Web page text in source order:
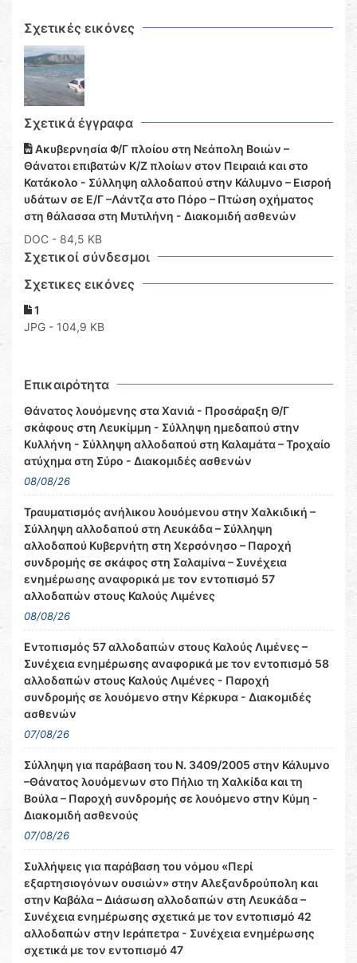
Σχετικές εικόνες
Σχετικά έγγραφα
Ακυβερνησία Φ/Γ πλοίου στη Νεάπολη Βοιών –
Θάνατοι επιβατών Κ/Ζ πλοίων στον Πειραιά και στο
Κατάκολο - Σύλληψη αλλοδαπού στην Κάλυμνο – Εισροή
υδάτων σε Ε/Γ –Λάντζα στο Πόρο – Πτώση οχήματος
στη θάλασσα στη Μυτιλήνη - Διακομιδή ασθενών
DOC - 84,5 KB
Σχετικοί σύνδεσμοι
Σχετικες εικόνες
1
JPG - 104,9 KB
Επικαιρότητα
Θάνατος λουόμενης στα Χανιά - Προσάραξη Θ/Γ
σκάφους στη Λευκίμμη - Σύλληψη ημεδαπού στην
Κυλλήνη - Σύλληψη αλλοδαπού στη Καλαμάτα – Τροχαίο
ατύχημα στη Σύρο - Διακομιδές ασθενών
08/08/26
Τραυματισμός ανήλικου λουόμενου στην Χαλκιδική –
Σύλληψη αλλοδαπού στη Λευκάδα – Σύλληψη
αλλοδαπού Κυβερνήτη στη Χερσόνησο – Παροχή
συνδρομής σε σκάφος στη Σαλαμίνα – Συνέχεια
ενημέρωσης αναφορικά με τον εντοπισμό 57
αλλοδαπών στους Καλούς Λιμένες
08/08/26
Εντοπισμός 57 αλλοδαπών στους Καλούς Λιμένες –
Συνέχεια ενημέρωσης αναφορικά με τον εντοπισμό 58
αλλοδαπών στους Καλούς Λιμένες - Παροχή
συνδρομής σε λουόμενο στην Κέρκυρα - Διακομιδές
ασθενών
07/08/26
Σύλληψη για παράβαση του Ν. 3409/2005 στην Κάλυμνο
–Θάνατος λουόμενων στο Πήλιο τη Χαλκίδα και τη
Βούλα – Παροχή συνδρομής σε λουόμενο στην Κύμη -
Διακομιδή ασθενούς
07/08/26
Συλλήψεις για παράβαση του νόμου «Περί
εξαρτησιογόνων ουσιών» στην Αλεξανδρούπολη και
στην Καβάλα – Διάσωση αλλοδαπών στη Λευκάδα –
Συνέχεια ενημέρωσης σχετικά με τον εντοπισμό 42
αλλοδαπών στην Ιεράπετρα - Συνέχεια ενημέρωσης
σχετικά με τον εντοπισμό 47